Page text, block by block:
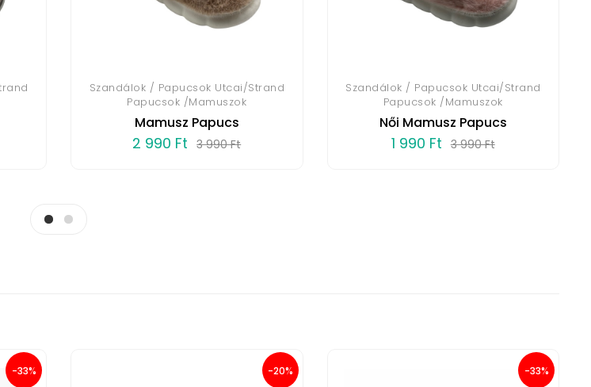
Szandálok / Papucsok Utcai/Strand
Papucsok /Mamuszok
Mamusz Papucs
2 990 Ft 3 990 Ft
Szandálok / Papucsok Utcai/Strand
Papucsok /Mamuszok
Női Mamusz Papucs
1 990 Ft 3 990 Ft
-33% -20% -33%